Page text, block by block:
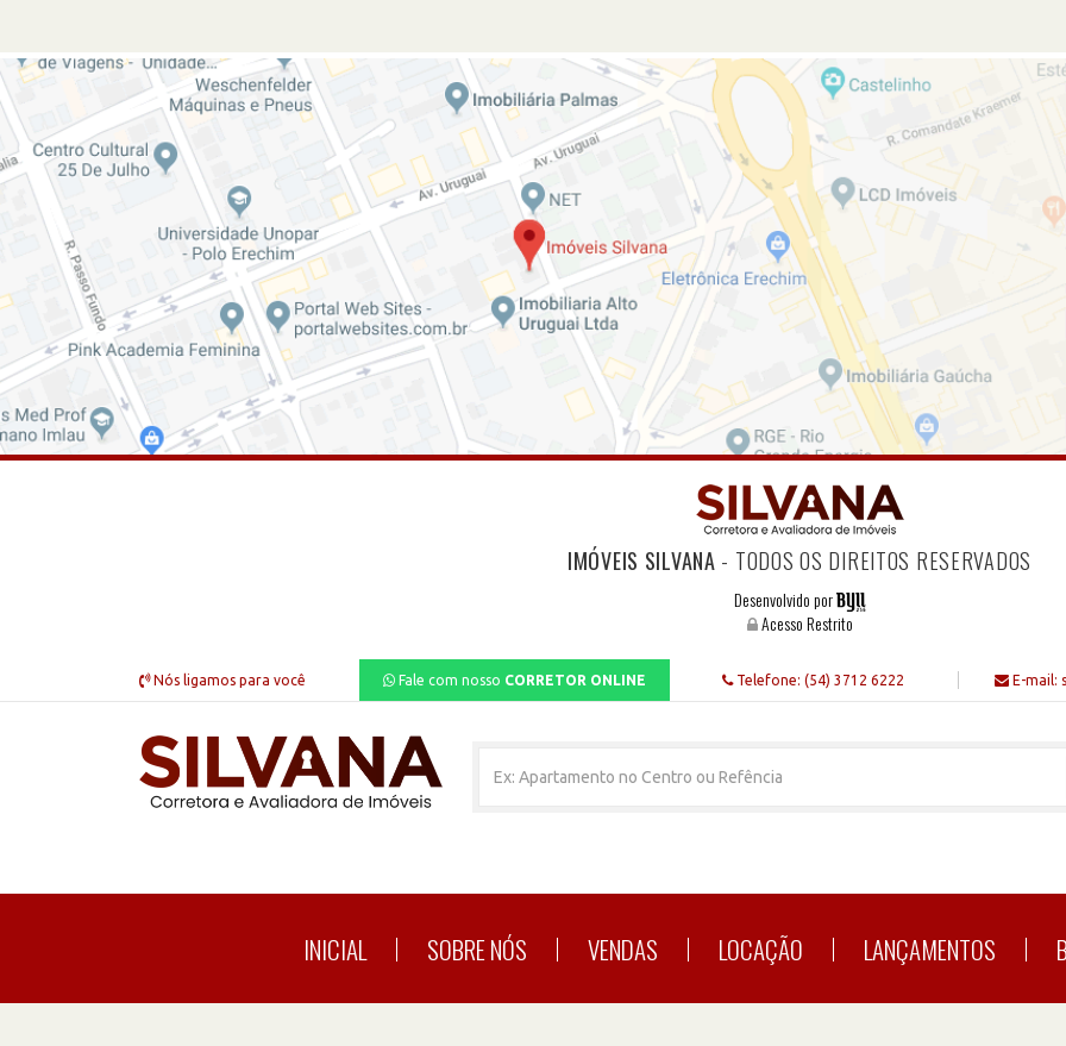
IMÓVEIS SILVANA - TODOS OS DIREITOS RESERVADOS
Desenvolvido por
Acesso Restrito
Nós ligamos para você Fale com nosso CORRETOR ONLINE Telefone: (54) 3712 6222 E-mail:
INICIAL SOBRE NÓS VENDAS LOCAÇÃO LANÇAMENTOS